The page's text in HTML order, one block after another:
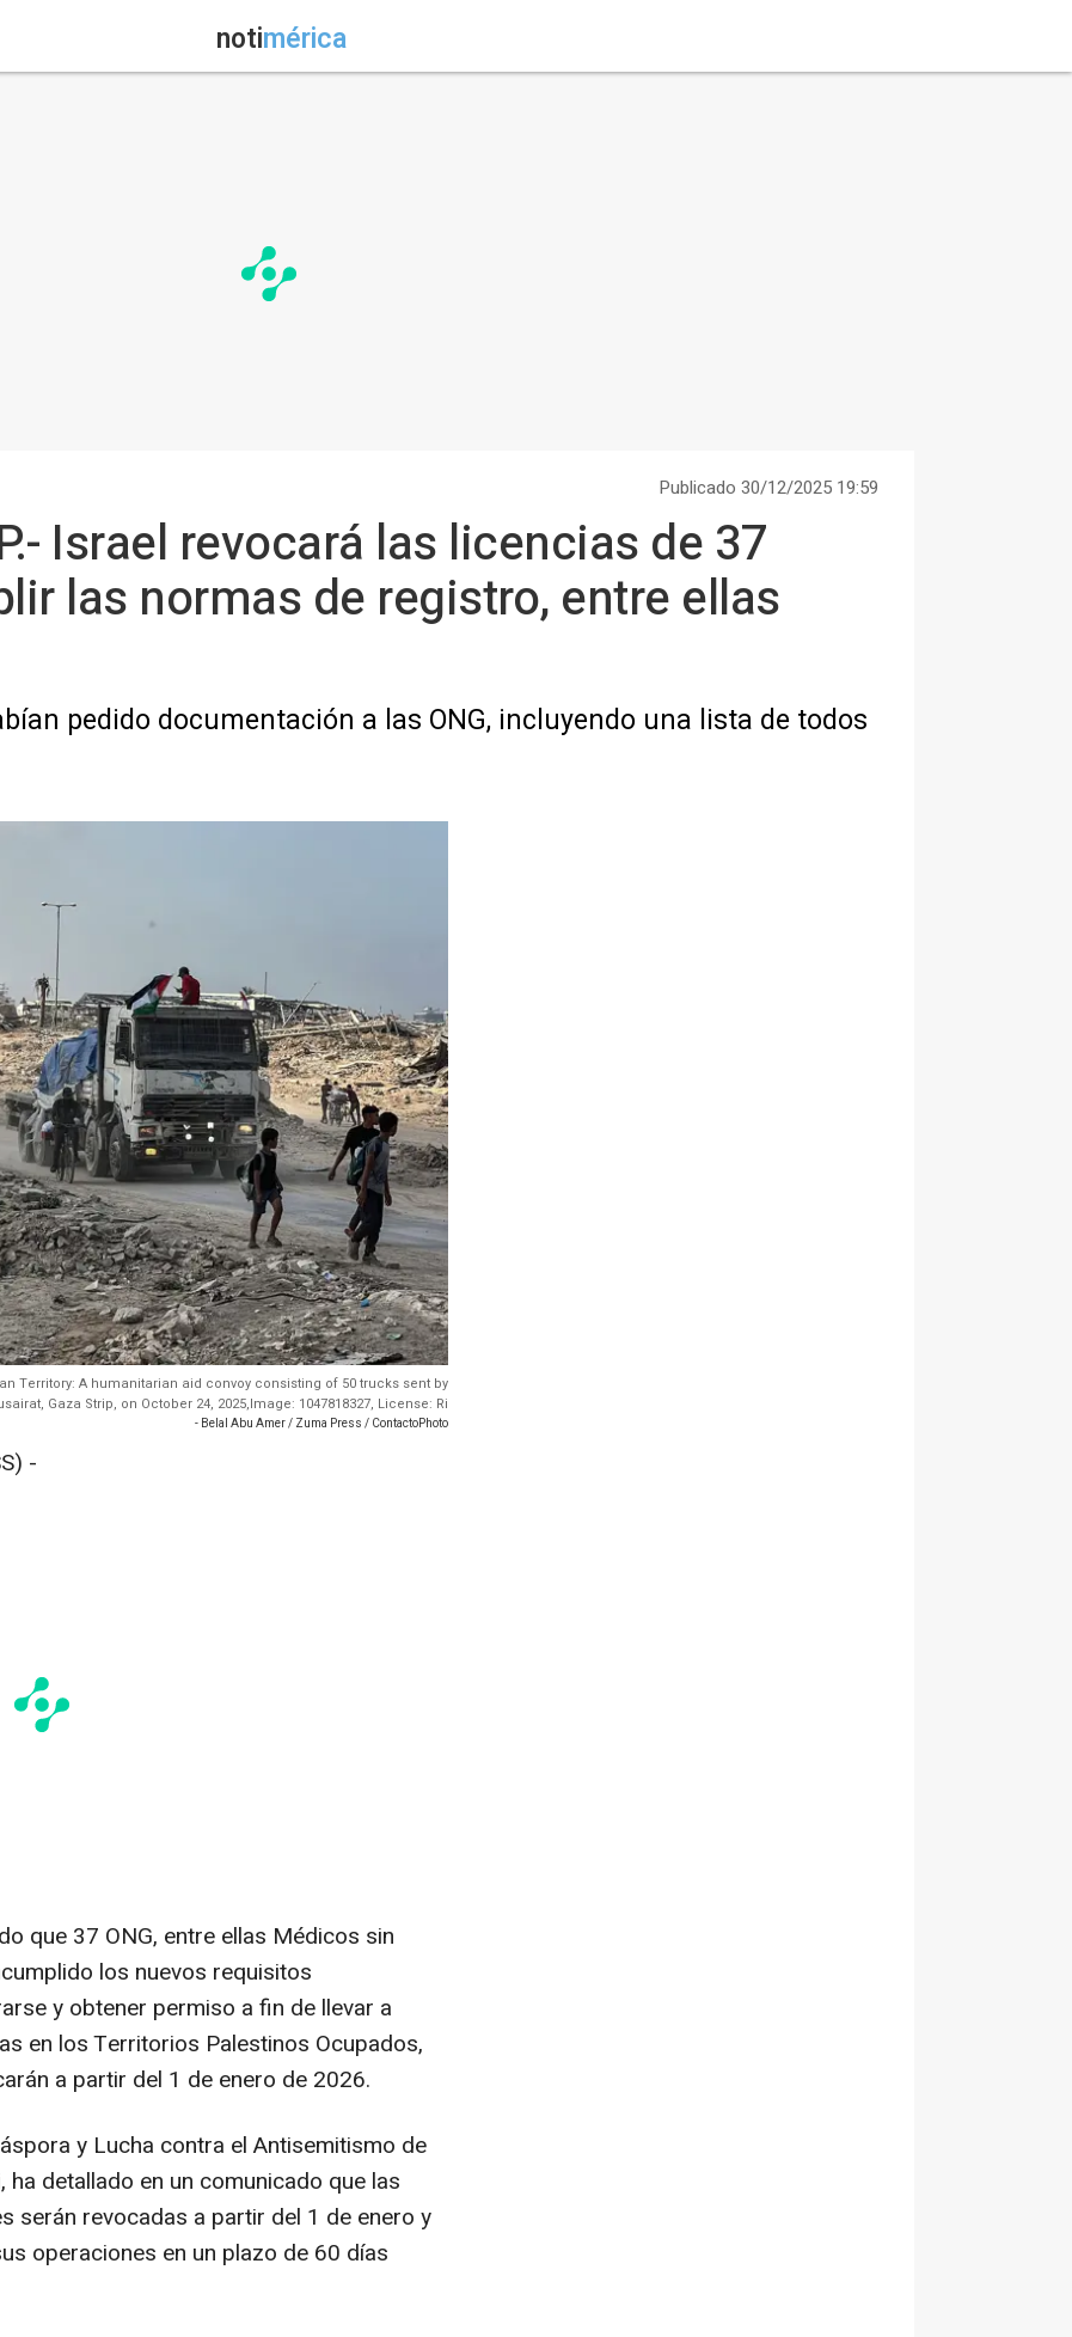
notimérica
Publicado 30/12/2025 19:59
Israel revocará las licencias de 37
las normas de registro, entre ellas
pedido documentación a las ONG, incluyendo una lista de todos
Territory: A humanitarian aid convoy consisting of 50 trucks sent by
Gaza Strip, on October 24, 2025,Image: 1047818327, License: Ri
- Belal Abu Amer / Zuma Press / ContactoPhoto
-
que 37 ONG, entre ellas Médicos sin
los nuevos requisitos
y obtener permiso a fin de llevar a
en los Territorios Palestinos Ocupados,
a partir del 1 de enero de 2026.
y Lucha contra el Antisemitismo de
detallado en un comunicado que las
serán revocadas a partir del 1 de enero y
operaciones en un plazo de 60 días